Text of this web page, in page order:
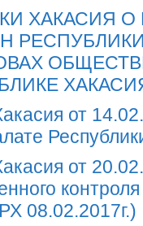
ХАКАСИЯ
от
от
08.02.2017г.)